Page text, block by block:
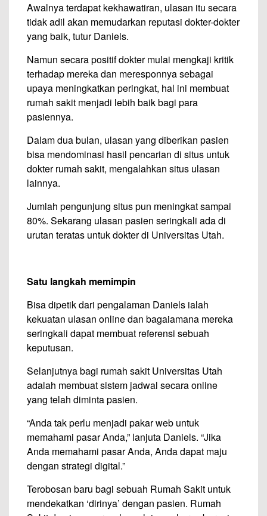
Awalnya terdapat kekhawatiran, ulasan itu secara
tidak adil akan memudarkan reputasi dokter-dokter
yang baik, tutur Daniels.
Namun secara positif dokter mulai mengkaji kritik
terhadap mereka dan meresponnya sebagai
upaya meningkatkan peringkat, hal ini membuat
rumah sakit menjadi lebih baik bagi para
pasiennya.
Dalam dua bulan, ulasan yang diberikan pasien
bisa mendominasi hasil pencarian di situs untuk
dokter rumah sakit, mengalahkan situs ulasan
lainnya.
Jumlah pengunjung situs pun meningkat sampai
80%. Sekarang ulasan pasien seringkali ada di
urutan teratas untuk dokter di Universitas Utah.
Satu langkah memimpin
Bisa dipetik dari pengalaman Daniels ialah
kekuatan ulasan online dan bagaiamana mereka
seringkali dapat membuat referensi sebuah
keputusan.
Selanjutnya bagi rumah sakit Universitas Utah
adalah membuat sistem jadwal secara online
yang telah diminta pasien.
“Anda tak perlu menjadi pakar web untuk
memahami pasar Anda,” lanjuta Daniels. “Jika
Anda memahami pasar Anda, Anda dapat maju
dengan strategi digital.”
Terobosan baru bagi sebuah Rumah Sakit untuk
mendekatkan ‘dirinya’ dengan pasien. Rumah